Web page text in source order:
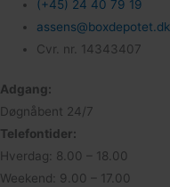
(+45) 24 40 79 19
assens@boxdepotet.dk
Cvr. nr. 14343407
Adgang:
Døgnåbent 24/7
Telefontider:
Hverdag: 8.00 – 18.00
Weekend: 9.00 – 17.00